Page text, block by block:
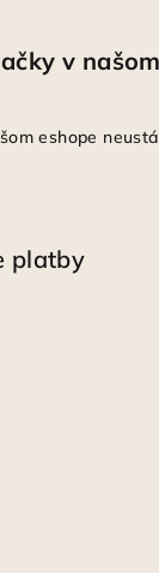
v
eshope
platby